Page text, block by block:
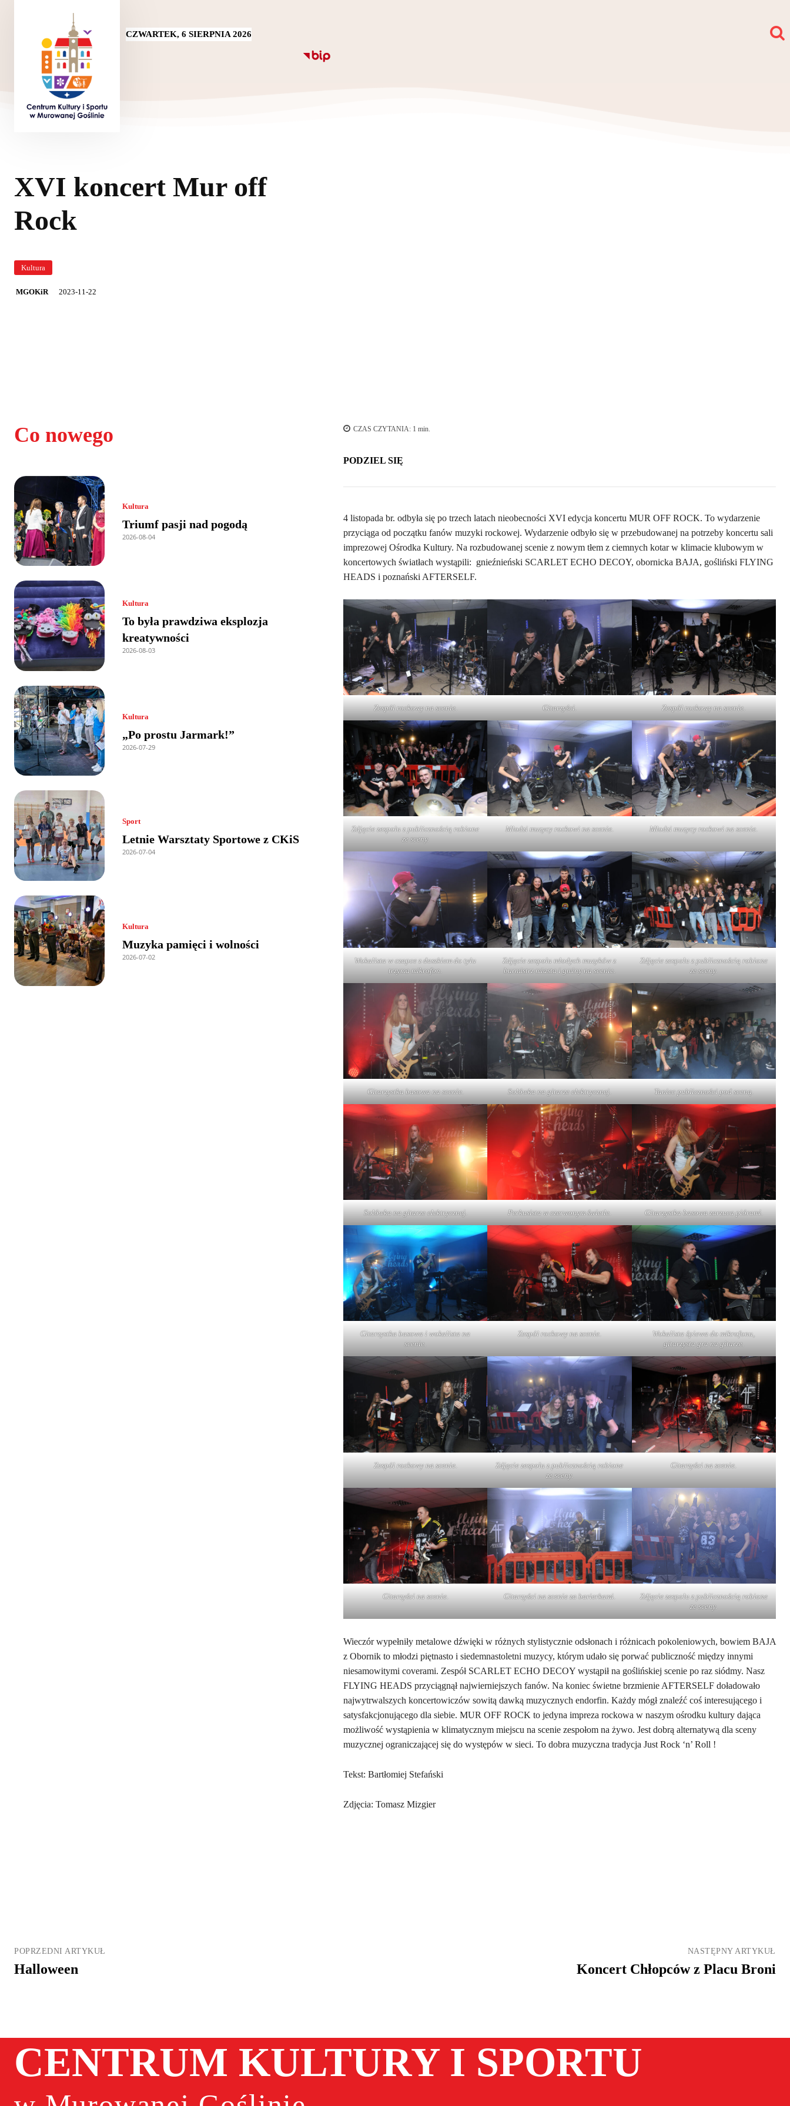
CZWARTEK, 6 SIERPNIA 2026
XVI koncert Mur off
Rock
Kultura
MGOKiR 2023-11-22
Co nowego
Kultura
Triumf pasji nad pogodą
2026-08-04
Kultura
To była prawdziwa eksplozja
kreatywności
2026-08-03
Kultura
„Po prostu Jarmark!”
2026-07-29
Sport
Letnie Warsztaty Sportowe z CKiS
2026-07-04
Kultura
Muzyka pamięci i wolności
2026-07-02
CZAS CZYTANIA: 1 min.
PODZIEL SIĘ
4 listopada br. odbyła się po trzech latach nieobecności XVI edycja koncertu MUR OFF ROCK. To wydarzenie
przyciąga od początku fanów muzyki rockowej. Wydarzenie odbyło się w przebudowanej na potrzeby koncertu sali
imprezowej Ośrodka Kultury. Na rozbudowanej scenie z nowym tłem z ciemnych kotar w klimacie klubowym w
koncertowych światłach wystąpili: gnieźnieński SCARLET ECHO DECOY, obornicka BAJA, gośliński FLYING
HEADS i poznański AFTERSELF.
Zespół rockowy na scenie. Gitarzyści. Zespół rockowy na scenie.
Zdjęcie zespołu z publicznością robione
ze sceny.
Młodzi muzycy rockowi na scenie. Młodzi muzycy rockowi na scenie.
Wokalista w czapce z daszkiem do tyłu
trzyma mikrofon.
Zdjęcie zespołu młodych muzyków z
burmistrz miasta i gminy na scenie.
Zdjęcie zespołu z publicznością robione
ze sceny.
Gitarzystka basowa na scenie. Solówka na gitarze elektrycznej. Taniec publiczności pod sceną.
Solówka na gitarze elektrycznej. Perkusista w czerwonym świetle. Gitarzystka basowa zarzuca piórami.
Gitarzystka basowa i wokalista na
scenie.
Zespół rockowy na scenie.
Wokalista śpiewa do mikrofonu,
gitarzysta gra na gitarze.
Zespól rockowy na scenie.
Zdjęcie zespołu z publicznością robione
ze sceny.
Gitarzyści na scenie.
Gitarzyści na scenie. Gitarzyści na scenie za barierkami.
Zdjęcie zespołu z publicznością robione
ze sceny.
Wieczór wypełniły metalowe dźwięki w różnych stylistycznie odsłonach i różnicach pokoleniowych, bowiem BAJA
z Obornik to młodzi piętnasto i siedemnastoletni muzycy, którym udało się porwać publiczność między innymi
niesamowitymi coverami. Zespół SCARLET ECHO DECOY wystąpił na goślińskiej scenie po raz siódmy. Nasz
FLYING HEADS przyciągnął najwierniejszych fanów. Na koniec świetne brzmienie AFTERSELF doładowało
najwytrwalszych koncertowiczów sowitą dawką muzycznych endorfin. Każdy mógł znaleźć coś interesującego i
satysfakcjonującego dla siebie. MUR OFF ROCK to jedyna impreza rockowa w naszym ośrodku kultury dająca
możliwość wystąpienia w klimatycznym miejscu na scenie zespołom na żywo. Jest dobrą alternatywą dla sceny
muzycznej ograniczającej się do występów w sieci. To dobra muzyczna tradycja Just Rock ‘n’ Roll !
Tekst: Bartłomiej Stefański
Zdjęcia: Tomasz Mizgier
POPRZEDNI ARTYKUŁ
Halloween
NASTĘPNY ARTYKUŁ
Koncert Chłopców z Placu Broni
CENTRUM KULTURY I SPORTU